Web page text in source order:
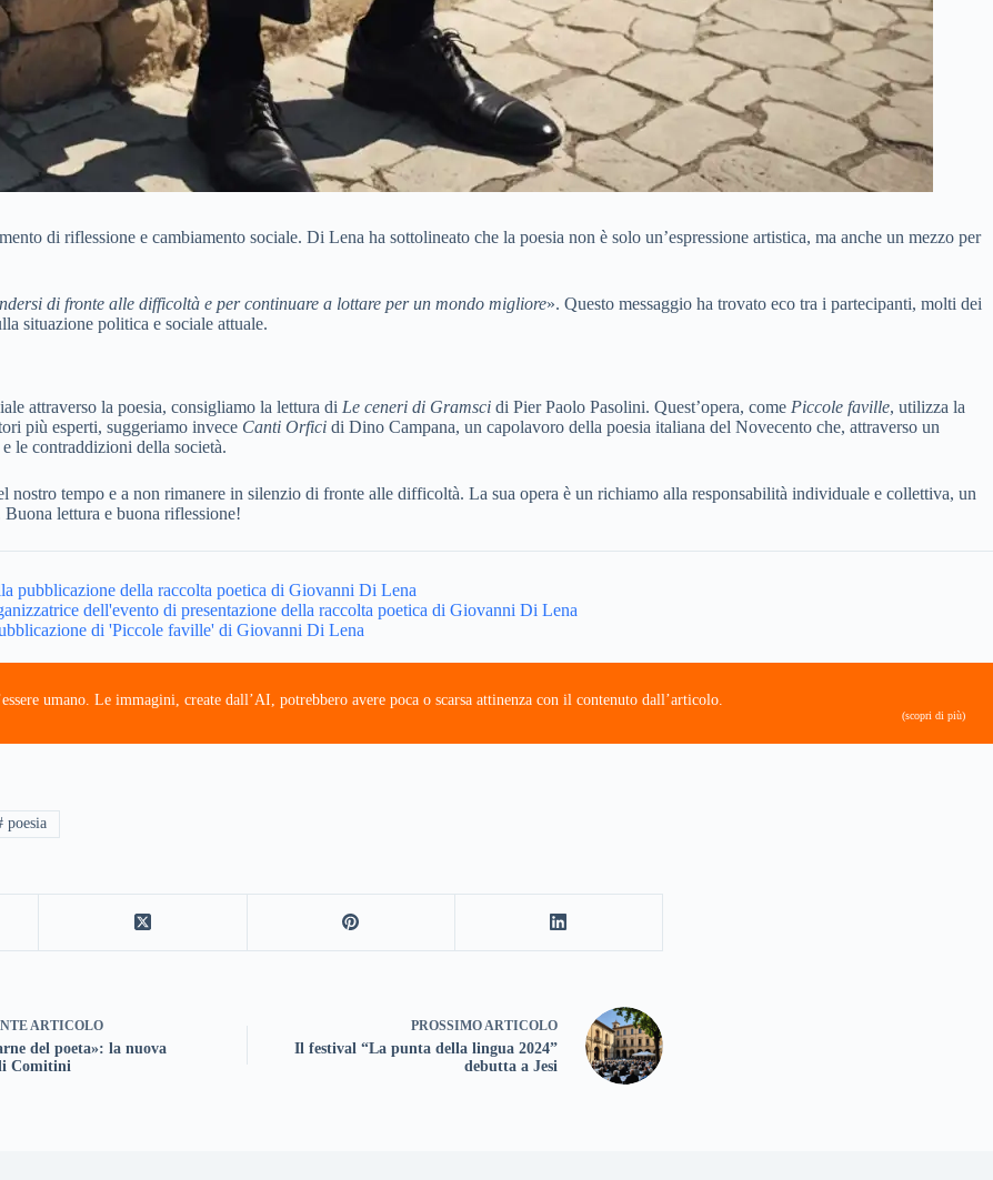
di riflessione e cambiamento sociale. Di Lena ha sottolineato che la poesia non è solo un’espressione artistica, ma anche un mezzo per
di fronte alle difficoltà e per continuare a lottare per un mondo migliore». Questo messaggio ha trovato eco tra i partecipanti, molti dei
situazione politica e sociale attuale.
attraverso la poesia, consigliamo la lettura di Le ceneri di Gramsci di Pier Paolo Pasolini. Quest’opera, come Piccole faville, utilizza la
più esperti, suggeriamo invece Canti Orfici di Dino Campana, un capolavoro della poesia italiana del Novecento che, attraverso un
le contraddizioni della società.
tempo e a non rimanere in silenzio di fronte alle difficoltà. La sua opera è un richiamo alla responsabilità individuale e collettiva, un
lettura e buona riflessione!
pubblicazione della raccolta poetica di Giovanni Di Lena
dell'evento di presentazione della raccolta poetica di Giovanni Di Lena
di 'Piccole faville' di Giovanni Di Lena
umano. Le immagini, create dall’AI, potrebbero avere poca o scarsa attinenza con il contenuto dall’articolo.
(scopri di più)
poesia
ARTICOLO
del poeta»: la nuova
Comitini
PROSSIMOARTICOLO
Il festival “La punta della lingua 2024”
debutta a Jesi